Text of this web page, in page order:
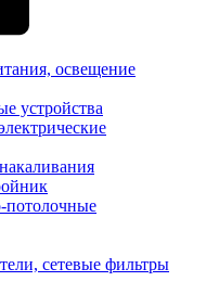
освещение
устройства
потолочные
сетевые фильтры